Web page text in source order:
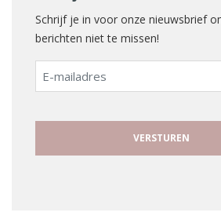
Schrijf je in voor onze nieuwsbrief
berichten niet te missen!
E-
mailadres